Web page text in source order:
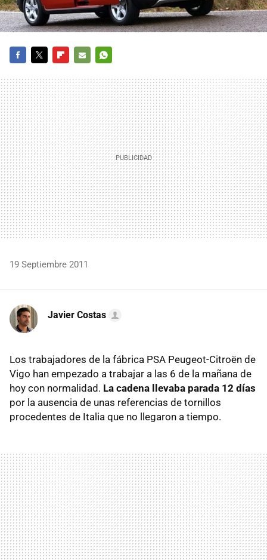
MAIL
19 Septiembre 2011
Javier Costas
Los trabajadores de la fábrica PSA Peugeot-Citroën de
Vigo han empezado a trabajar a las 6 de la mañana de
hoy con normalidad. La cadena llevaba parada 12 días
por la ausencia de unas referencias de tornillos
procedentes de Italia que no llegaron a tiempo.